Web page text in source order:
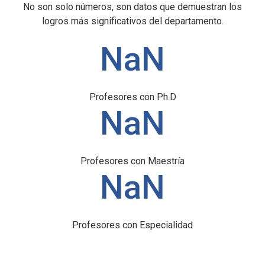
No son solo números, son datos que demuestran los
logros más significativos del departamento.
NaN
Profesores con Ph.D
NaN
Profesores con Maestría
NaN
Profesores con Especialidad